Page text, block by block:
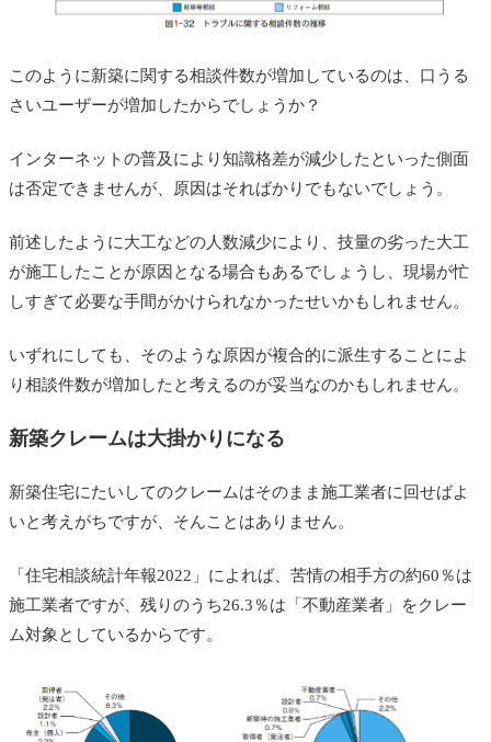
このように新築に関する相談件数が増加しているのは、口うる
さいユーザーが増加したからでしょうか？
インターネットの普及により知識格差が減少したといった側面
は否定できませんが、原因はそればかりでもないでしょう。
前述したように大工などの人数減少により、技量の劣った大工
が施工したことが原因となる場合もあるでしょうし、現場が忙
しすぎて必要な手間がかけられなかったせいかもしれません。
いずれにしても、そのような原因が複合的に派生することによ
り相談件数が増加したと考えるのが妥当なのかもしれません。
新築クレームは大掛かりになる
新築住宅にたいしてのクレームはそのまま施工業者に回せばよ
いと考えがちですが、そんことはありません。
「住宅相談統計年報2022」によれば、苦情の相手方の約60％は
施工業者ですが、残りのうち26.3％は「不動産業者」をクレー
ム対象としているからです。